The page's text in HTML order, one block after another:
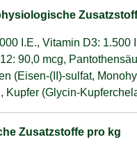
I.E., Vitamin D3:
90,0 mcg,
(Eisen-(II)-sulfat,
Kupfer (Glycin-
Zusatzstoffe pro kg